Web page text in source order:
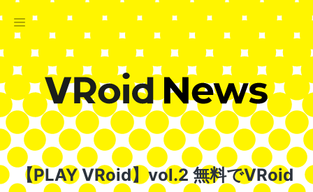
【PLAY VRoid】vol.2 無料でVRoid